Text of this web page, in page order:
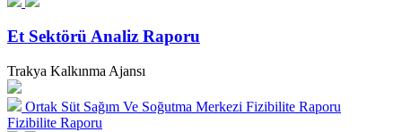
Et Sektörü Analiz Raporu
Trakya Kalkınma Ajansı
Ortak Süt Sağım Ve Soğutma Merkezi Fizibilite Raporu
Fizibilite Raporu